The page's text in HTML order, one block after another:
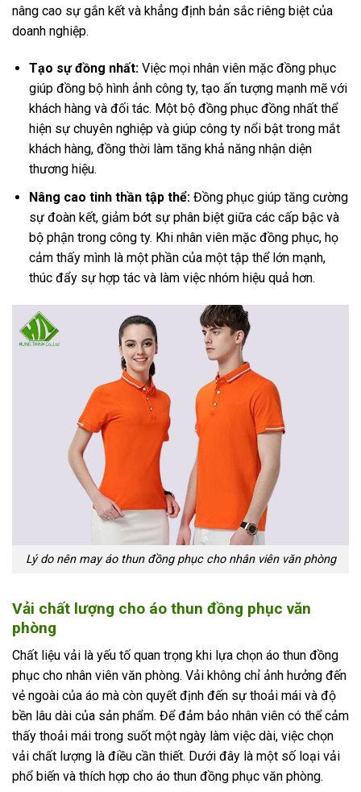
nâng cao sự gắn kết và khẳng định bản sắc riêng biệt của
doanh nghiệp.
Tạo sự đồng nhất: Việc mọi nhân viên mặc đồng phục
giúp đồng bộ hình ảnh công ty, tạo ấn tượng mạnh mẽ với
khách hàng và đối tác. Một bộ đồng phục đồng nhất thể
hiện sự chuyên nghiệp và giúp công ty nổi bật trong mắt
khách hàng, đồng thời làm tăng khả năng nhận diện
thương hiệu.
Nâng cao tinh thần tập thể: Đồng phục giúp tăng cường
sự đoàn kết, giảm bớt sự phân biệt giữa các cấp bậc và
bộ phận trong công ty. Khi nhân viên mặc đồng phục, họ
cảm thấy mình là một phần của một tập thể lớn mạnh,
thúc đẩy sự hợp tác và làm việc nhóm hiệu quả hơn.
Lý do nên may áo thun đồng phục cho nhân viên văn phòng
Vải chất lượng cho áo thun đồng phục văn
phòng
Chất liệu vải là yếu tố quan trọng khi lựa chọn áo thun đồng
phục cho nhân viên văn phòng. Vải không chỉ ảnh hưởng đến
vẻ ngoài của áo mà còn quyết định đến sự thoải mái và độ
bền lâu dài của sản phẩm. Để đảm bảo nhân viên có thể cảm
thấy thoải mái trong suốt một ngày làm việc dài, việc chọn
vải chất lượng là điều cần thiết. Dưới đây là một số loại vải
phổ biến và thích hợp cho áo thun đồng phục văn phòng.